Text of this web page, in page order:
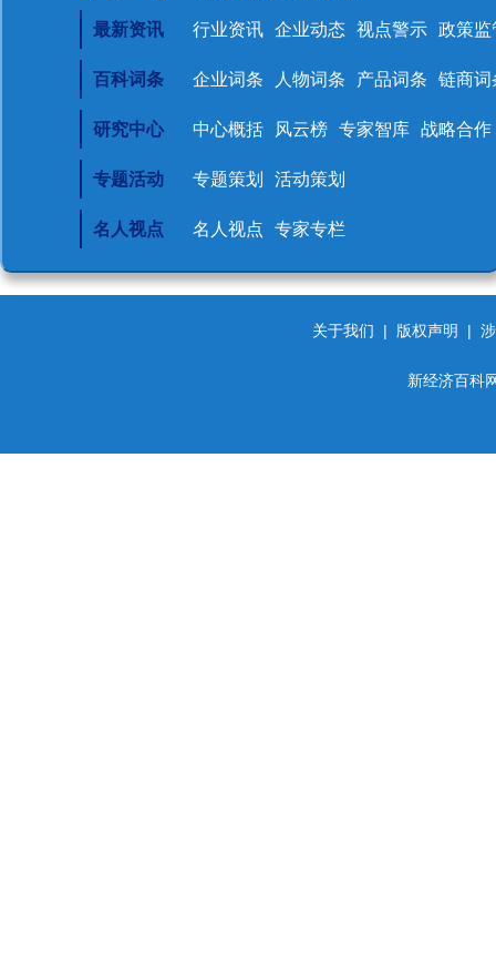
最新资讯 行业资讯 企业动态 视点警示 政策监
百科词条 企业词条 人物词条 产品词条 链商词
研究中心 中心概括 风云榜 专家智库 战略合作
专题活动 专题策划 活动策划
名人视点 名人视点 专家专栏
关于我们 | 版权声明 |
新经济百科